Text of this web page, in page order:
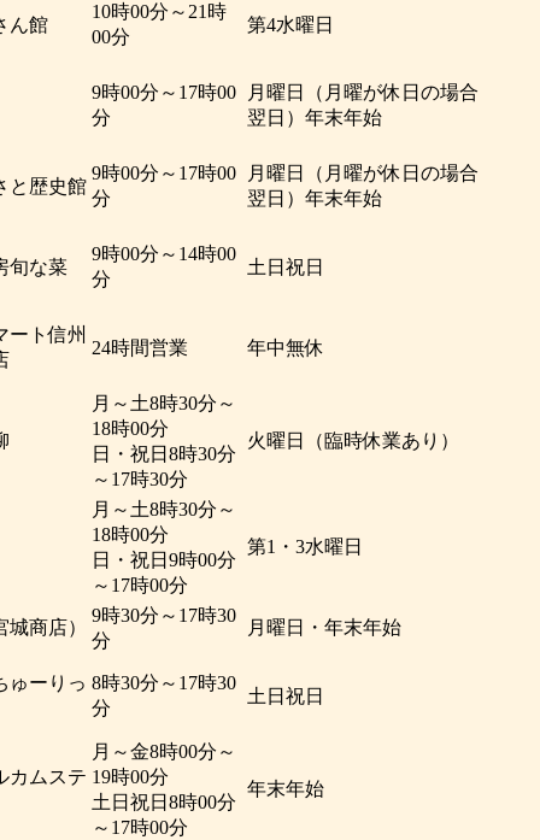
ん館
10時00分～21時
00分
第4水曜日
9時00分～17時00
分
月曜日（月曜が休日の場合
翌日）年末年始
と歴史館
9時00分～17時00
分
月曜日（月曜が休日の場合
翌日）年末年始
旬な菜
9時00分～14時00
分
土日祝日
ート信州
24時間営業 年中無休
月～土8時30分～
18時00分
日・祝日8時30分
～17時30分
火曜日（臨時休業あり）
月～土8時30分～
18時00分
日・祝日9時00分
～17時00分
第1・3水曜日
商店）
9時30分～17時30
分
月曜日・年末年始
ゅーりっ 8時30分～17時30
分
土日祝日
カムステ
月～金8時00分～
19時00分
土日祝日8時00分
～17時00分
年末年始